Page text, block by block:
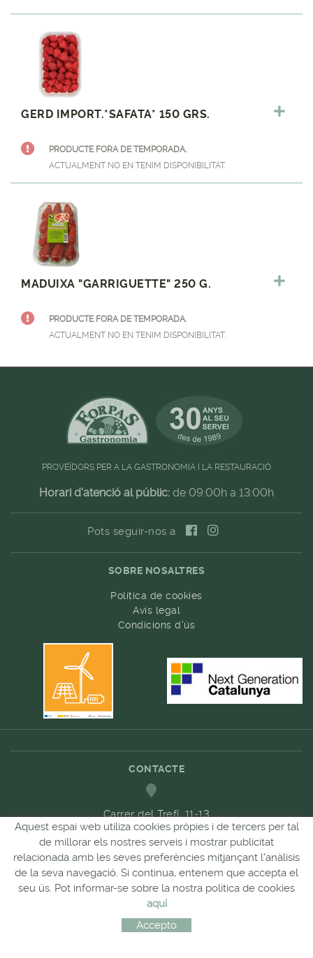
GERD IMPORT.*SAFATA* 150 GRS.
PRODUCTE FORA DE TEMPORADA.
ACTUALMENT NO EN TENIM DISPONIBILITAT.
MADUIXA "GARRIGUETTE" 250 G.
PRODUCTE FORA DE TEMPORADA.
ACTUALMENT NO EN TENIM DISPONIBILITAT.
PROVEÏDORS PER A LA GASTRONOMIA I LA RESTAURACIÓ
Horari d'atenció al públic: de 09:00h a 13:00h
Pots seguir-nos a
SOBRE NOSALTRES
Política de cookies
Avís legal
Condicions d'ús
CONTACTE
Carrer del Trefí. 11-13
17200 Palafrugell, Girona
972 30 50 72 / 630 503 209
689 657 489
Aquest espai web utiliza cookies pròpies i de tercers per tal
de millorar els nostres serveis i mostrar publicitat
relacionada amb les seves preferències mitjançant l'anàlisis
de la seva navegació. Si continua, entenem que accepta el
seu ús. Pot informar-se sobre la nostra política de cookies
aquí
Accepto